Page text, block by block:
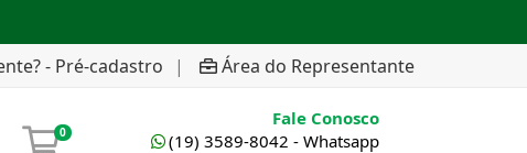
- Pré-cadastro | Área do Representante
0
Fale Conosco
(19) 3589-8042 - Whatsapp